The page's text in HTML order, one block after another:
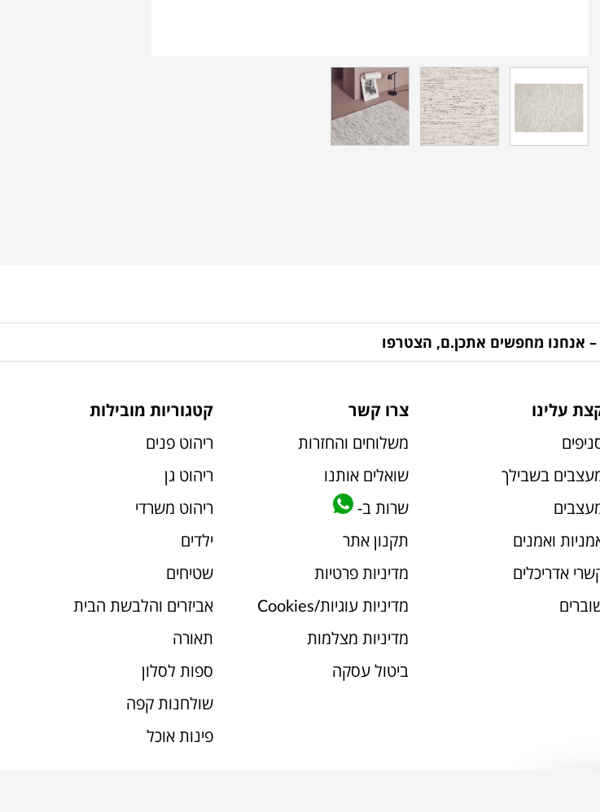
– אנחנו מחפשים אתכן.ם, הצטרפו
עלינו
בשבילך
ואמנים
אדריכלים
צרו קשר
משלוחים והחזרות
שואלים אותנו
שרות ב-
תקנון אתר
מדיניות פרטיות
מדיניות עוגיות/Cookies
מדיניות מצלמות
ביטול עסקה
קטגוריות מובילות
ריהוט פנים
ריהוט גן
ריהוט משרדי
ילדים
שטיחים
אביזרים והלבשת הבית
תאורה
ספות לסלון
שולחנות קפה
פינות אוכל